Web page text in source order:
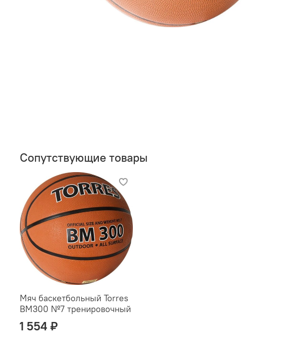
Сопутствующие товары
Мяч баскетбольный Torres
BM300 №7 тренировочный
1 554 ₽